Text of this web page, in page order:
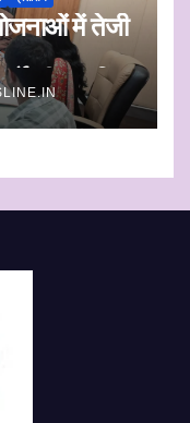
में तेजी
की प्रगति